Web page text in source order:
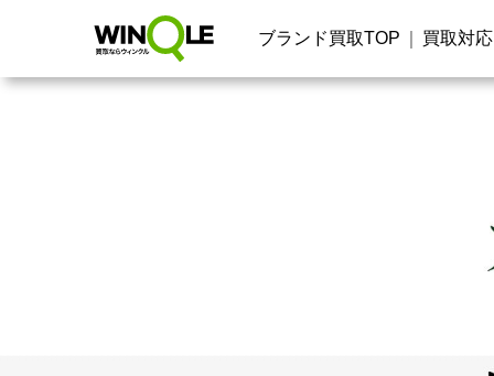
ブランド買取TOP 買取対